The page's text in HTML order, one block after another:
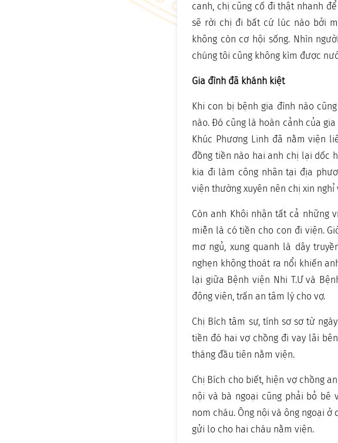
canh, chị cũng cố đi thật nhanh
sẽ rời chị đi bất cứ lúc nào bởi
không còn cơ hội sống. Nhìn
chúng tôi cũng không kìm được
Gia đình đã khánh kiệt
Khi con bị bệnh gia đình nào
nào. Đó cũng là hoàn cảnh của
Khúc Phương Linh đã nằm viện
đồng tiền nào hai anh chị lại dốc
kia đi làm công nhân tại địa
viện thường xuyên nên chị xin
Còn anh Khôi nhận tất cả những
miễn là có tiền cho con đi viện.
mơ ngủ, xung quanh là dây
nghẹn không thoát ra nổi khiến
lại giữa Bệnh viện Nhi T.Ư và
động viên, trấn an tâm lý cho vợ.
Chị Bích tâm sự, tính sơ sơ từ
tiền đó hai vợ chồng đi vay lãi
tháng đầu tiên nằm viện.
Chị Bích cho biết, hiện vợ chồng
nội và bà ngoại cũng phải bỏ bê
nom cháu. Ông nội và ông ngoại
gửi lo cho hai cháu nằm viện.